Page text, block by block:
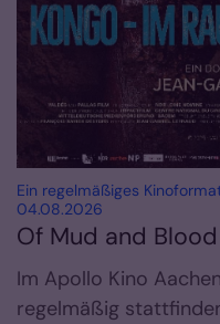
Ein regelmäßiges
04.08.2026
Of Mud and Blood
Im Apollo Kino
regelmäßig